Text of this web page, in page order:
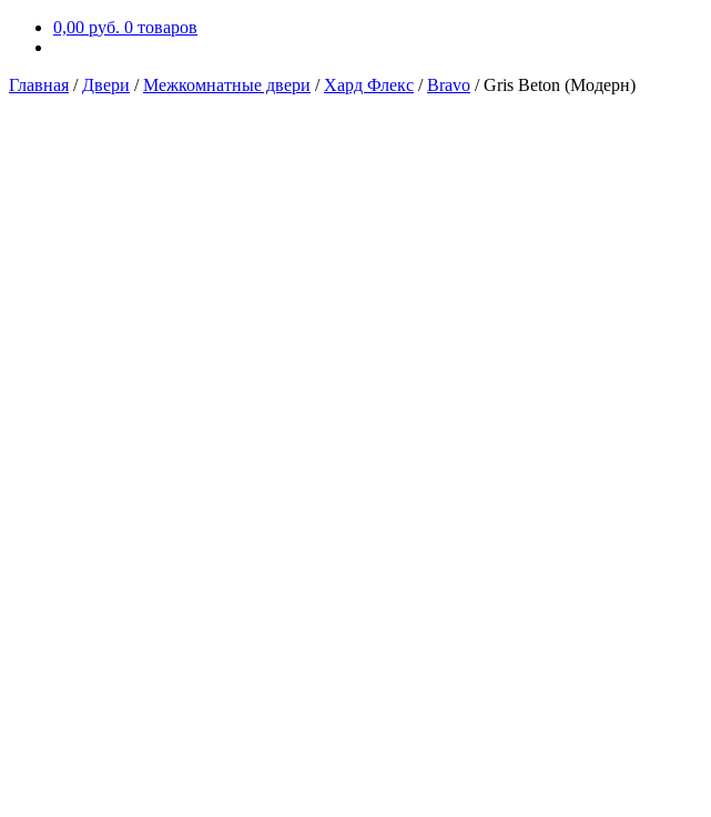
0,00 руб. 0 товаров
Главная / Двери /Межкомнатные двери / Хард Флекс /Bravo /Gris Beton (Модерн)